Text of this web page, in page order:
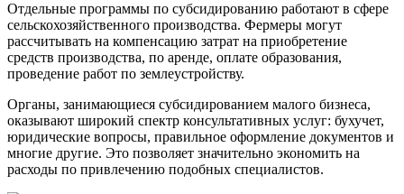
Отдельные программы по субсидированию работают в сфере
сельскохозяйственного производства. Фермеры могут
рассчитывать на компенсацию затрат на приобретение
средств производства, по аренде, оплате образования,
проведение работ по землеустройству.
Органы, занимающиеся субсидированием малого бизнеса,
оказывают широкий спектр консультативных услуг: бухучет,
юридические вопросы, правильное оформление документов и
многие другие. Это позволяет значительно экономить на
расходы по привлечению подобных специалистов.